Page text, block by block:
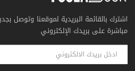
اشترك بالقائمة البريدية لموقعنا وتوصل
مباشرة على بريدك الإلكتروني